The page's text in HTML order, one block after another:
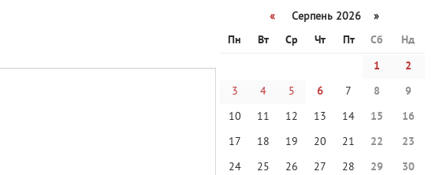
«
Серпень 2026 »
Пн
Вт Ср Чт Пт Сб
Нд
1
2
3
4 5 6 7 8
9
10
11 12 13 14 15
16
17
18 19 20 21 22
23
24
25 26 27 28 29
30